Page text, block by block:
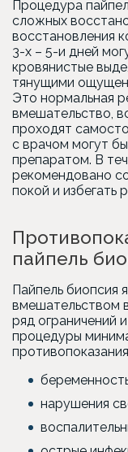
Процедура
сложных
восстановления
3-х – 5-и дней
кровянистые
тянущими
Это нормальная
вмешательство,
проходят
с врачом могут
препаратом. В
рекомендовано
покой и избегать
пайпель
Пайпель биопсия
вмешательством
ряд ограничений
процедуры
нарушения